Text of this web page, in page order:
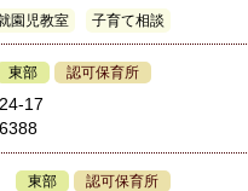
園児教室 子育て相談
東部 認可保育所
17
東部 認可保育所